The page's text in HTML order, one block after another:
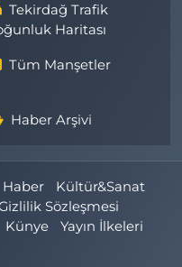
Tekirdağ Trafik
Haritası
Tüm Manşetler
Haber Arşivi
Haber
Kültür&Sanat
Sözleşmesi
Künye Yayın İlkeleri